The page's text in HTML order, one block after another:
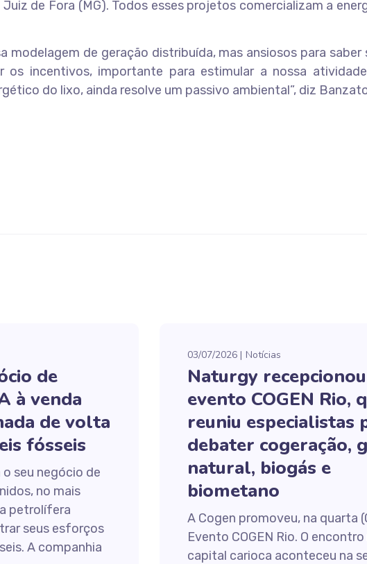
de Fora (MG). Todos esses projetos comercializam a
modelagem de geração distribuída, mas ansiosos para saber
os incentivos, importante para estimular a nossa
do lixo, ainda resolve um passivo ambiental”, diz
de
à venda
de volta
fósseis
seu negócio de
no mais
petrolífera
seus esforços
A companhia
03/07/2026 Notícias
Naturgy
evento COGEN Rio,
reuniu especialistas
debater cogeração,
natural, biogás e
biometano
A Cogen promoveu, na quarta
Evento COGEN Rio. O encontro
capital carioca aconteceu na